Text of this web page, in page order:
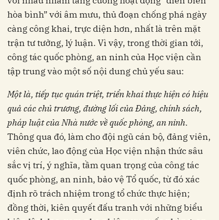
hòa bình” với âm mưu, thủ đoạn chống phá ngày
càng công khai, trực diện hơn, nhất là trên mặt
trận tư tưởng, lý luận. Vì vậy, trong thời gian tới,
công tác quốc phòng, an ninh của Học viện cần
tập trung vào một số nội dung chủ yếu sau:
Một là, tiếp tụcquán triệt, triển khai thực hiện có hiệu
quả các chủ trương, đường lối của Đảng, chính sách,
pháp luật của Nhà nước về quốc phòng, an ninh.
Thông qua đó, làm cho đội ngũ cán bộ, đảng viên,
viên chức, lao động của Học viện nhận thức sâu
sắc vị trí, ý nghĩa, tầm quan trọng của công tác
quốc phòng, an ninh, bảo vệ Tổ quốc, từ đó xác
định rõ trách nhiệm trong tổ chức thực hiện;
đồng thời, kiên quyết đấu tranh với những biểu